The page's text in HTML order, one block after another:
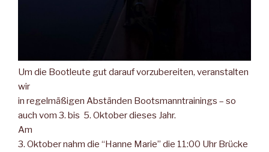
Um die Bootleute gut darauf vorzubereiten, veranstalten
wir
in regelmäßigen Abständen Bootsmanntrainings – so
auch vom 3. bis 5. Oktober dieses Jahr.
Am
3. Oktober nahm die “Hanne Marie” die 11:00 Uhr Brücke